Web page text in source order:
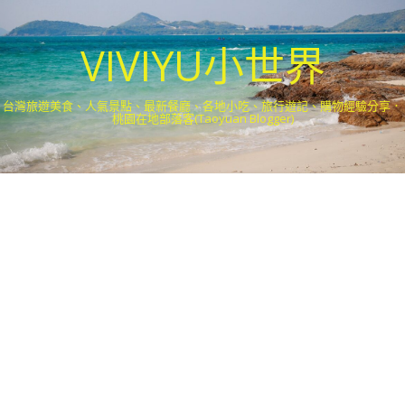
VIVIYU小世界
台灣旅遊美食、人氣景點、最新餐廳、各地小吃、旅行遊記、購物經驗分享．
桃園在地部落客(Taoyuan Blogger)